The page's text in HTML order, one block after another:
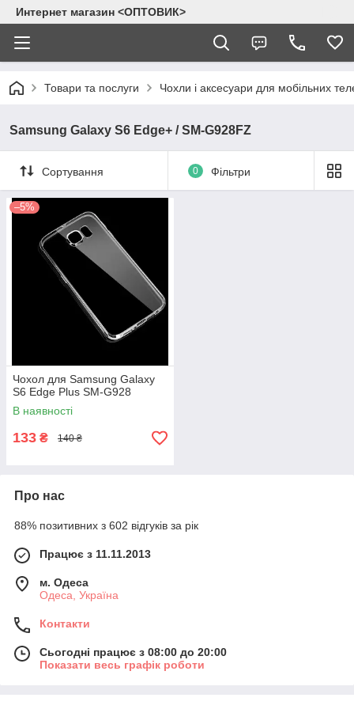
Интернет магазин <ОПТОВИК>
Товари та послуги Чохли і аксесуари для мобільних
Samsung Galaxy S6 Edge+ / SM-G928FZ
Сортування 0 Фільтри
–5%
Чохол для Samsung Galaxy
S6 Edge Plus SM-G928
В наявності
133 ₴ 140 ₴
Про нас
88% позитивних з 602 відгуків за рік
Працює з 11.11.2013
м. Одеса
Одеса, Україна
Контакти
Сьогодні працює з 08:00 до 20:00
Показати весь графік роботи